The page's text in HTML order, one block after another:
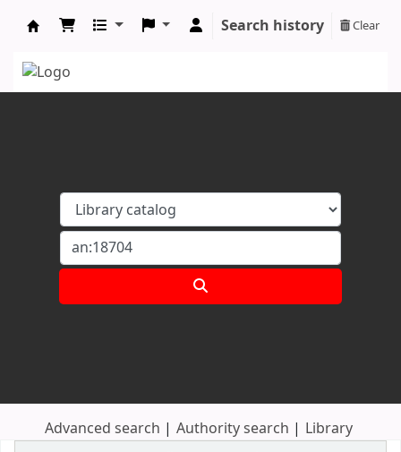
Search history Clear
Advanced search Authority search Library